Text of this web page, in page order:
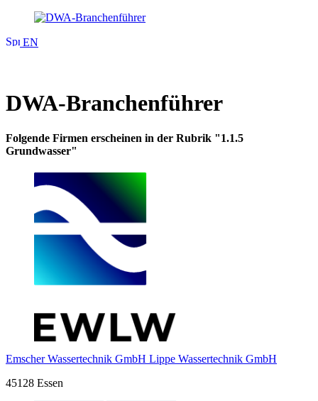
EN
DWA-Branchenführer
Folgende Firmen erscheinen in der Rubrik "1.1.5
Grundwasser"
Emscher Wassertechnik GmbH Lippe Wassertechnik GmbH
45128 Essen